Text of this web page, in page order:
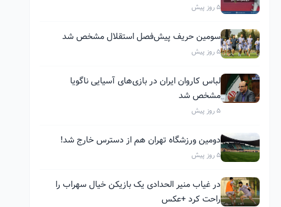
5 روز پیش
سومین حریف پیش‌فصل استقلال مشخص شد
5 روز پیش
لباس کاروان ایران در بازی‌های آسیایی ناگویا
مشخص شد
5 روز پیش
دومین ورزشگاه تهران هم از دسترس خارج شد!
5 روز پیش
در غیاب منیر الحدادی یک بازیکن خیال سهراب را
راحت کرد +عکس